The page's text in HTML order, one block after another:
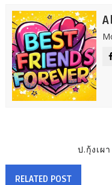
ป.กุ้งเผ
RELATED POST